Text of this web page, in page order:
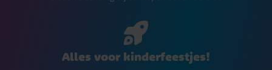
Alles voor kinderfeestjes!